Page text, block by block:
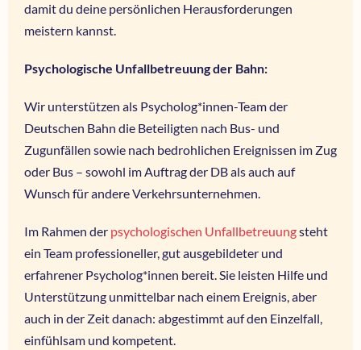
damit du deine persönlichen Herausforderungen
meistern kannst.
Psychologische Unfallbetreuung der Bahn:
Wir unterstützen als Psycholog*innen-Team der
Deutschen Bahn die Beteiligten nach Bus- und
Zugunfällen sowie nach bedrohlichen Ereignissen im Zug
oder Bus – sowohl im Auftrag der DB als auch auf
Wunsch für andere Verkehrsunternehmen.
Im Rahmen der psychologischen Unfallbetreuungsteht
ein Team professioneller, gut ausgebildeter und
erfahrener Psycholog*innen bereit. Sie leisten Hilfe und
Unterstützung unmittelbar nach einem Ereignis, aber
auch in der Zeit danach: abgestimmt auf den Einzelfall,
einfühlsam und kompetent.